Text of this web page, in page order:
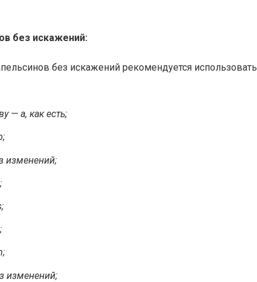
без искажений:
без искажений рекомендуется использовать
— а, как есть;
изменений;
изменений;